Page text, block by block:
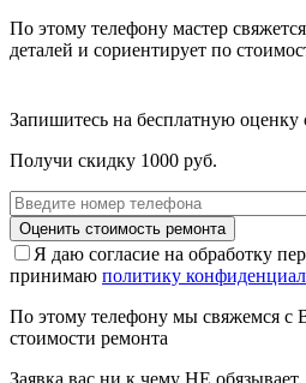
По этому телефону мастер
деталей и сориентирует по
Запишитесь на бесплатную оценку
Получи скидку 1000 руб.
Я даю согласие на обработку
принимаю политику
По этому телефону мы свяжемся с
стоимости ремонта
Заявка вас ни к чему НЕ